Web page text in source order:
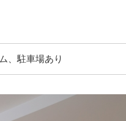
、駐車場あり